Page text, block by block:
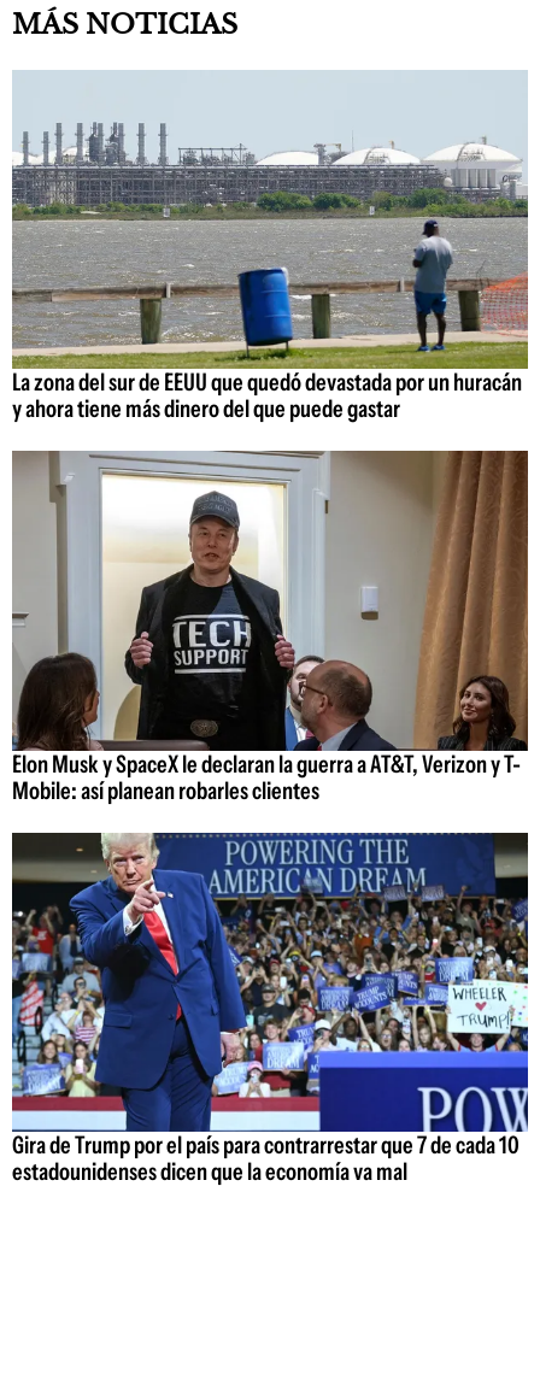
MÁS NOTICIAS
La zona del sur de EEUU que quedó devastada por un huracán
y ahora tiene más dinero del que puede gastar
Elon Musk y SpaceX le declaran la guerra a AT&T, Verizon y T-
Mobile: así planean robarles clientes
Gira de Trump por el país para contrarrestar que 7 de cada 10
estadounidenses dicen que la economía va mal